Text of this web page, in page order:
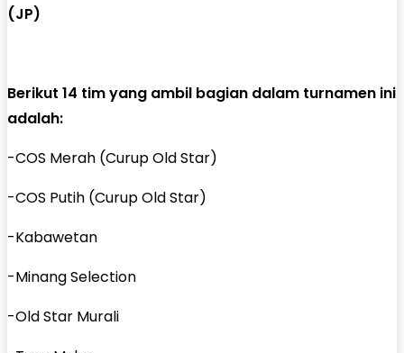
(JP)
Berikut 14 tim yang ambil bagian dalam turnamen ini
adalah:
-COS Merah (Curup Old Star)
-COS Putih (Curup Old Star)
-Kabawetan
-Minang Selection
-Old Star Murali